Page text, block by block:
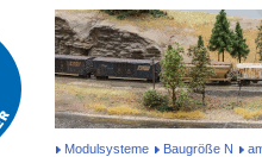
Modulsysteme Baugröße N